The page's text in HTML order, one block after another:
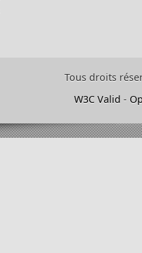
Tous droits
W3C Valid -